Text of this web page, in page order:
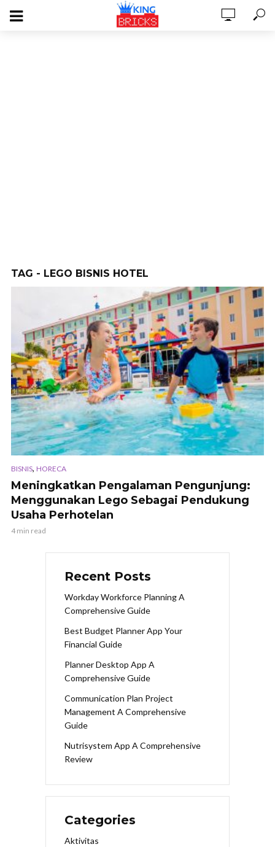
TAG - LEGO BISNIS HOTEL
BISNIS, HORECA
Meningkatkan Pengalaman Pengunjung:
Menggunakan Lego Sebagai Pendukung
Usaha Perhotelan
4 min read
Recent Posts
Workday Workforce Planning A
Comprehensive Guide
Best Budget Planner App Your
Financial Guide
Planner Desktop App A
Comprehensive Guide
Communication Plan Project
Management A Comprehensive
Guide
Nutrisystem App A Comprehensive
Review
Categories
Aktivitas